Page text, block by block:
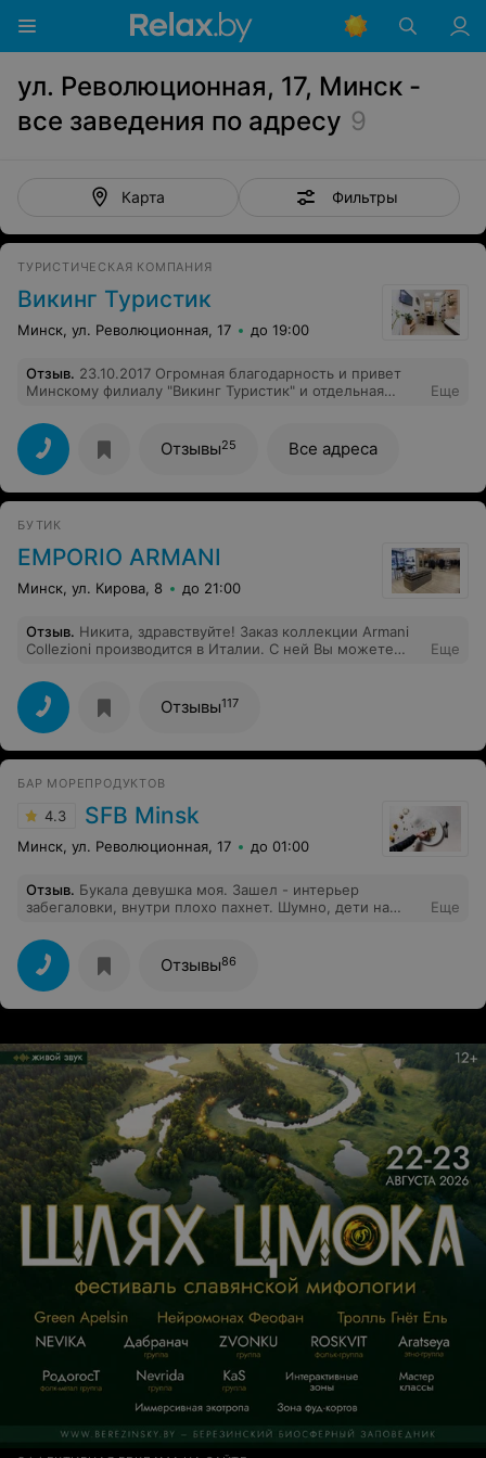
ул. Революционная, 17, Минск -
все заведения по адресу 9
Карта Фильтры
ТУРИСТИЧЕСКАЯ КОМПАНИЯ
Викинг Туристик
Минск, ул. Революционная, 17 до 19:00
Отзыв. 23.10.2017 Огромная благодарность и привет
Минскому филиалу "Викинг Туристик" и отдельная
менеджеру по туризму. Первый раз обратились в вашу
туристическую компанию. Всё было сделано на
высшем уровне. Не нужно было ехать в Минск (мы из
Баранович), счёт-фактуру для оплаты за путёвки
,билеты, ваучеры,и страховку прислали по эл. почте.
предложены самые лучшие отели, в частности мы
выбрали Albatros Aqua Park Sharm,. Шикарный отель
особенно для отдыха с детьми. Мы все в восторге.
Финансового благополучия и процветания вашей
компании. Спасибо за наш прекрасный отдых.
Еще
Отзывы25 Все адреса
БУТИК
EMPORIO ARMANI
Минск, ул. Кирова, 8 до 21:00
Отзыв. Никита, здравствуйте! Заказ коллекции Armani
Collezioni производится в Италии. С ней Вы можете
Революционная, 17.
Еще
Отзывы117
БАР МОРЕПРОДУКТОВ
4.3 SFB Minsk
Минск, ул. Революционная, 17 до 01:00
Отзыв. Букала девушка моя. Зашел - интерьер
забегаловки, внутри плохо пахнет. Шумно, дети на
для тех, кто самогон пьет (много виски и т.п). Водки
приличной нет. Вино приличное только по 100$/
бутылка. Я взял коньяк - у них не нашлось снифтера.
Заказал крабкейк (240г за 50р) принесли - обжег язык.
На вкус на три с плюсом. Мне кажется, такие места
Еще
Отзывы86